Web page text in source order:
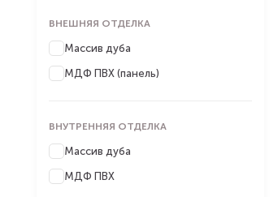
ВНЕШНЯЯ ОТДЕЛКА
Массив дуба
МДФ ПВХ (панель)
ВНУТРЕННЯЯ ОТДЕЛКА
Массив дуба
МДФ ПВХ